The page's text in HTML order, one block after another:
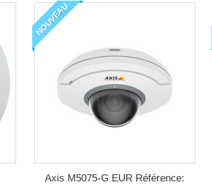
NOUVEAU
Axis M5075-G EUR Référence: